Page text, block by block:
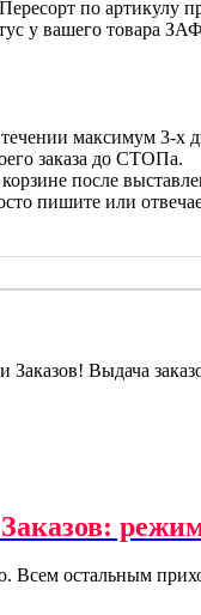
по артикулу
у вашего товара
максимум 3-х
заказа до СТОПа.
в корзине после
пишите или
Выдача
остальным